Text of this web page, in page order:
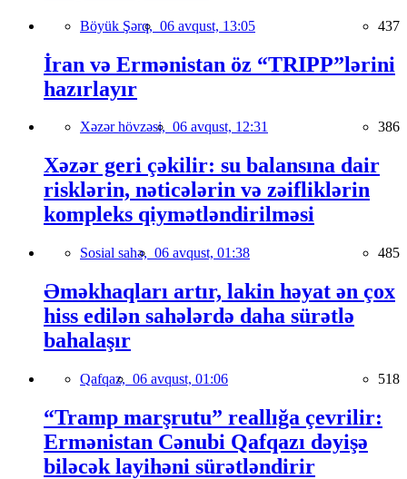
Böyük Şərq, 06 avqust, 13:05 437
İran və Ermənistan öz “TRIPP”lərini
hazırlayır
Xəzər hövzəsi, 06 avqust, 12:31 386
Xəzər geri çəkilir: su balansına dair
risklərin, nəticələrin və zəifliklərin
kompleks qiymətləndirilməsi
Sosial sahə, 06 avqust, 01:38 485
Əməkhaqları artır, lakin həyat ən çox
hiss edilən sahələrdə daha sürətlə
bahalaşır
Qafqaz, 06 avqust, 01:06 518
“Tramp marşrutu” reallığa çevrilir:
Ermənistan Cənubi Qafqazı dəyişə
biləcək layihəni sürətləndirir